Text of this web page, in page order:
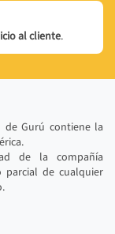
al cliente.
de Gurú contiene la
de la compañía
parcial de cualquier